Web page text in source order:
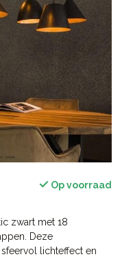
Op voorraad
zwart met 18
Deze
lichteffect en